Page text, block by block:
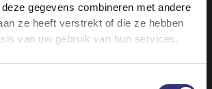
gegevens combineren met andere
ze heeft verstrekt of die ze hebben
van uw gebruik van hun services.